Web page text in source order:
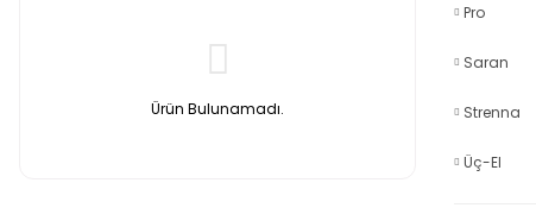
Ürün Bulunamadı.
Pro
Saran
Strenna
Üç-El